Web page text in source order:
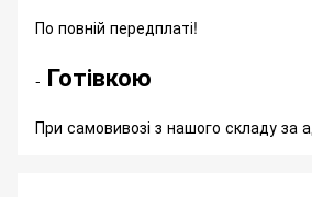
По повній передплаті!
- Готівкою
При самовивозі з нашого складу за